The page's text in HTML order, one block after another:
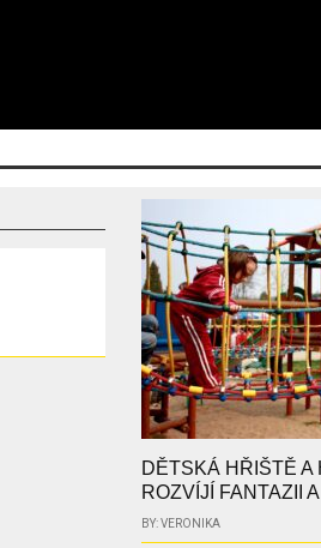
DĚTSKÁ HŘIŠTĚ A
ROZVÍJÍ FANTAZII
BY: VERONIKA